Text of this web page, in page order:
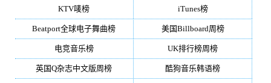
KTV唛榜 iTunes榜
Beatport全球电子舞曲榜 美国Billboard周榜
电竞音乐榜 UK排行榜周榜
英国Q杂志中文版周榜 酷狗音乐韩语榜